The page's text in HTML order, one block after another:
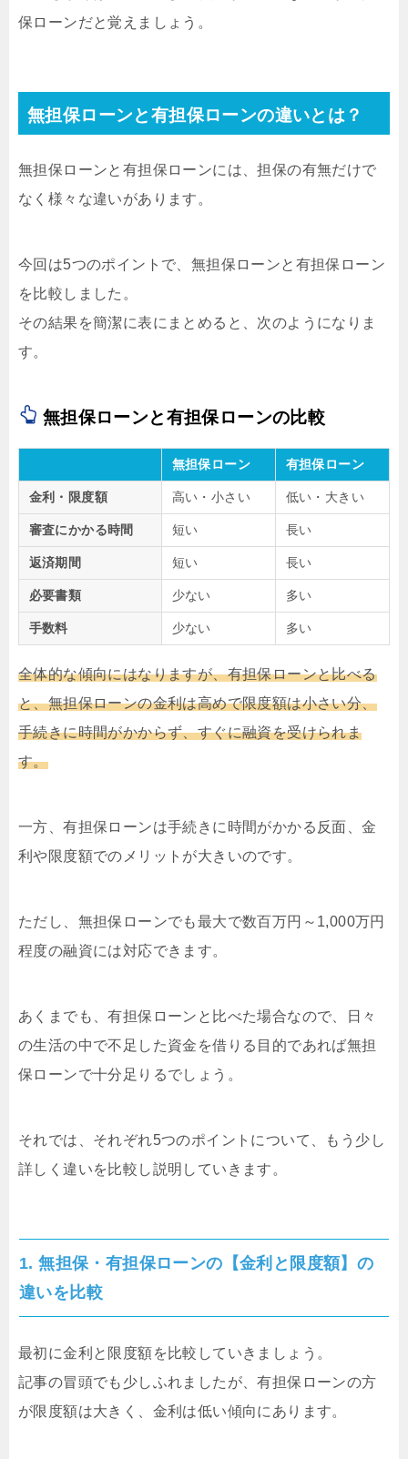
保ローンだと覚えましょう。
無担保ローンと有担保ローンの違いとは？
無担保ローンと有担保ローンには、担保の有無だけで
なく様々な違いがあります。
今回は5つのポイントで、無担保ローンと有担保ローン
を比較しました。
その結果を簡潔に表にまとめると、次のようになりま
す。
無担保ローンと有担保ローンの比較
無担保ローン 有担保ローン
金利・限度額 高い・小さい 低い・大きい
審査にかかる時間 短い 長い
返済期間 短い 長い
必要書類 少ない 多い
手数料 少ない 多い
全体的な傾向にはなりますが、有担保ローンと比べる
と、無担保ローンの金利は高めで限度額は小さい分、
手続きに時間がかからず、すぐに融資を受けられま
す。
一方、有担保ローンは手続きに時間がかかる反面、金
利や限度額でのメリットが大きいのです。
ただし、無担保ローンでも最大で数百万円～1,000万円
程度の融資には対応できます。
あくまでも、有担保ローンと比べた場合なので、日々
の生活の中で不足した資金を借りる目的であれば無担
保ローンで十分足りるでしょう。
それでは、それぞれ5つのポイントについて、もう少し
詳しく違いを比較し説明していきます。
1. 無担保・有担保ローンの【金利と限度額】の
違いを比較
最初に金利と限度額を比較していきましょう。
記事の冒頭でも少しふれましたが、有担保ローンの方
が限度額は大きく、金利は低い傾向にあります。